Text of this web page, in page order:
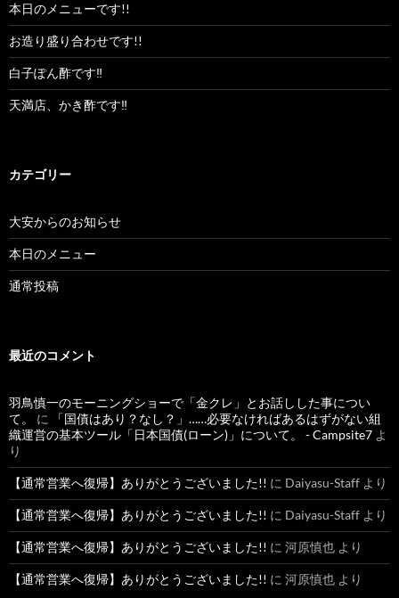
本日のメニューです!!
お造り盛り合わせです!!
白子ぽん酢です‼︎
天満店、かき酢です‼︎
カテゴリー
大安からのお知らせ
本日のメニュー
通常投稿
最近のコメント
羽鳥慎一のモーニングショーで「金クレ」とお話しした事につい
て。
に
「国債はあり？なし？」……必要なければあるはずがない組
織運営の基本ツール「日本国債(ローン)」について。 - Campsite7 よ
り
【通常営業へ復帰】ありがとうございました!! に Daiyasu-Staff より
【通常営業へ復帰】ありがとうございました!! に Daiyasu-Staff より
【通常営業へ復帰】ありがとうございました!! に 河原慎也 より
【通常営業へ復帰】ありがとうございました!! に 河原慎也 より